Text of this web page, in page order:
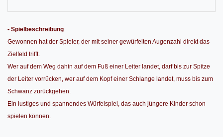
• Spielbeschreibung
Gewonnen hat der Spieler, der mit seiner gewürfelten Augenzahl direkt das
Zielfeld trifft.
Wer auf dem Weg dahin auf dem Fuß einer Leiter landet, darf bis zur Spitze
der Leiter vorrücken, wer auf dem Kopf einer Schlange landet, muss bis zum
Schwanz zurückgehen.
Ein lustiges und spannendes Würfelspiel, das auch jüngere Kinder schon
spielen können.